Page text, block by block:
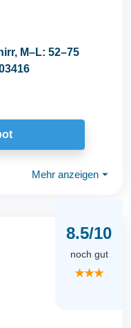
M–L: 52–75
Mehr anzeigen ⏷
8.5/10
noch gut
★★★